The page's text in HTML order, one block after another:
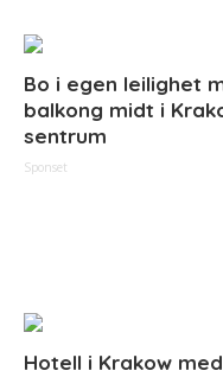
Bo i egen leilighet
balkong midt i
sentrum
Sponset
Hotell i Krakow